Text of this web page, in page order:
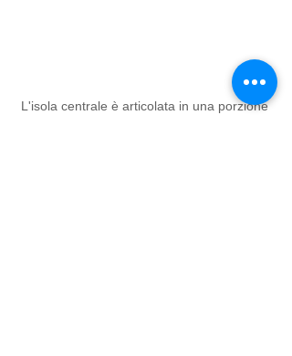
L'isola centrale è articolata in una porzione